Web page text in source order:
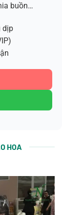
buồn…
dịp
HOA